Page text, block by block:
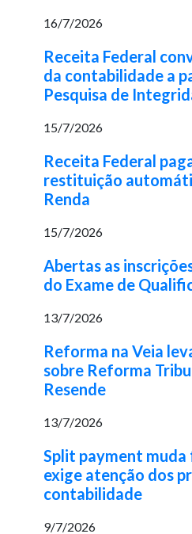
16/7/2026
Receita Federal
da contabilidade a
Pesquisa de
15/7/2026
Receita Federal
restituição
Renda
15/7/2026
Abertas as
do Exame de
13/7/2026
Reforma na Veia
sobre Reforma
Resende
13/7/2026
Split payment muda
exige atenção dos
contabilidade
9/7/2026